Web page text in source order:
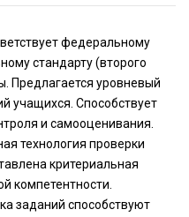
федеральному
стандарту (второго
Предлагается уровневый
учащихся. Способствует
и самооценивания.
технология проверки
критериальная
компетентности.
заданий способствуют